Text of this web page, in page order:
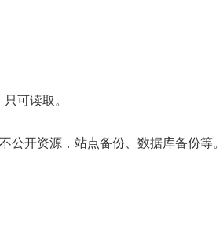
可读取。
公开资源，站点备份、数据库备份等。